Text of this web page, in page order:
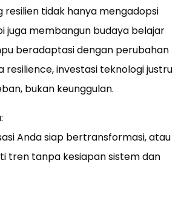
resilien tidak hanya mengadopsi
juga membangun budaya belajar
beradaptasi dengan perubahan
resilience, investasi teknologi justru
bukan keunggulan.
Anda siap bertransformasi, atau
tren tanpa kesiapan sistem dan